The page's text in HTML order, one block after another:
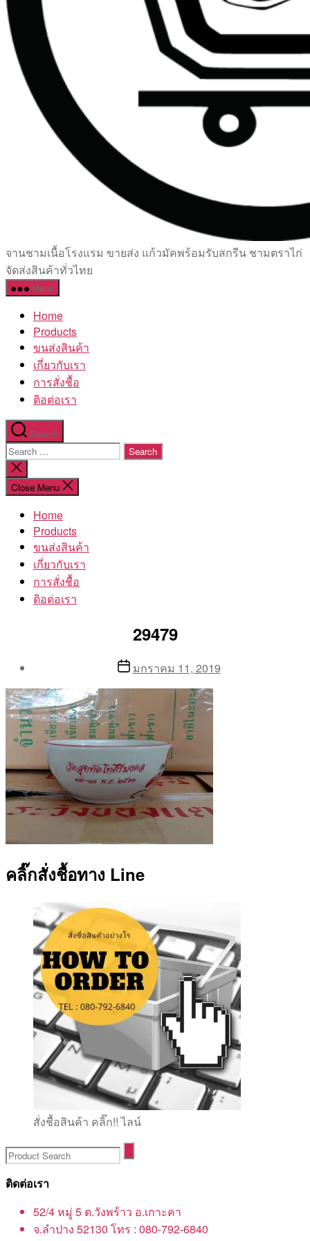
เซรามิค
ครบ
ครัน
โรงงาน
จานชามเนื้อโรงแรม ขายส่ง แก้วมัคพร้อมรับสกรีน ชามตราไก่
จัดส่งสินค้าทั่วไทย
Menu
Home
Products
ขนส่งสินค้า
เกี่ยวกับเรา
การสั่งชื้อ
ติอต่อเรา
Search
Search
for:
Close
search
Close Menu
Home
Products
ขนส่งสินค้า
เกี่ยวกับเรา
การสั่งชื้อ
ติอต่อเรา
29479
By
Aea
Postมกราคม 11, 2019
คลิ๊กสั่งชื้อทาง Line
สั่งชื้อสินค้า คลิ๊ก!! ไลน์
ติดต่อเรา
52/4 หมู่ 5 ต.วังพร้าว อ.เกาะคา
จ.ลำปาง 52130 โทร : 080-792-6840